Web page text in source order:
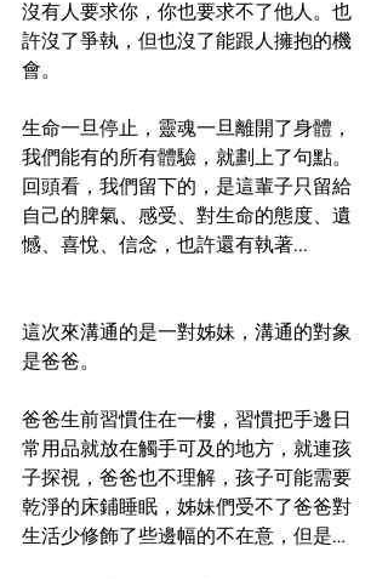
沒有人要求你，你也要求不了他人。也
許沒了爭執，但也沒了能跟人擁抱的機
會。
生命一旦停止，靈魂一旦離開了身體，
我們能有的所有體驗，就劃上了句點。
回頭看，我們留下的，是這輩子只留給
自己的脾氣、感受、對生命的態度、遺
憾、喜悅、信念，也許還有執著...
這次來溝通的是一對姊妹，溝通的對象
是爸爸。
爸爸生前習慣住在一樓，習慣把手邊日
常用品就放在觸手可及的地方，就連孩
子探視，爸爸也不理解，孩子可能需要
乾淨的床鋪睡眠，姊妹們受不了爸爸對
生活少修飾了些邊幅的不在意，但是…